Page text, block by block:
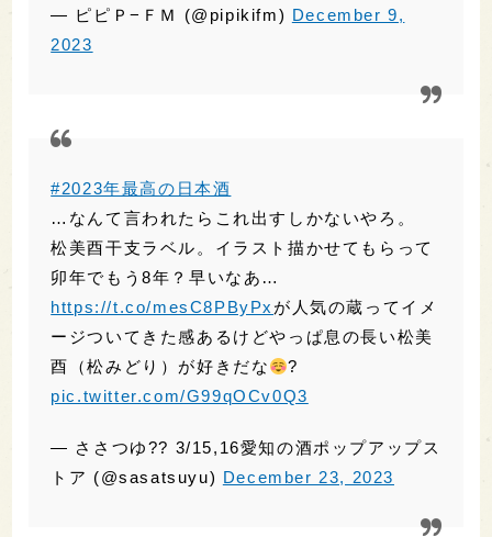
#2023年最高の日本酒
松美酉干支ラベル。イラスト描かせてもらって
卯年でもう8年？早いなあ…
https://t.co/mesC8PByPx が人気の蔵ってイメ
ージついてきた感あるけどやっぱ息の長い松美
酉（松みどり）が好きだな
?
pic.twitter.com/G99qOCv0Q3
— ささつゆ?? 3/15,16愛知の酒ポップアップス